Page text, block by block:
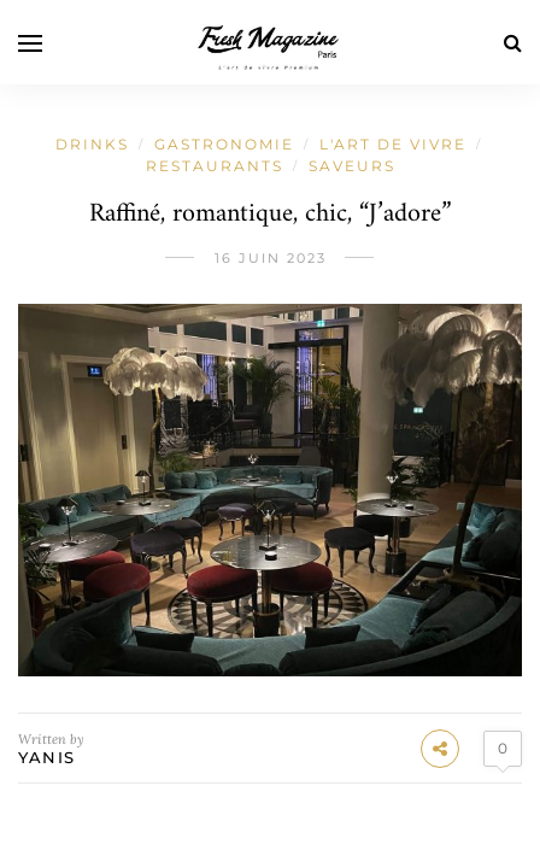
DRINKS / GASTRONOMIE / L'ART DE VIVRE /
RESTAURANTS / SAVEURS
Raffiné, romantique, chic, “J’adore”
16 JUIN 2023
Written by
YANIS 0